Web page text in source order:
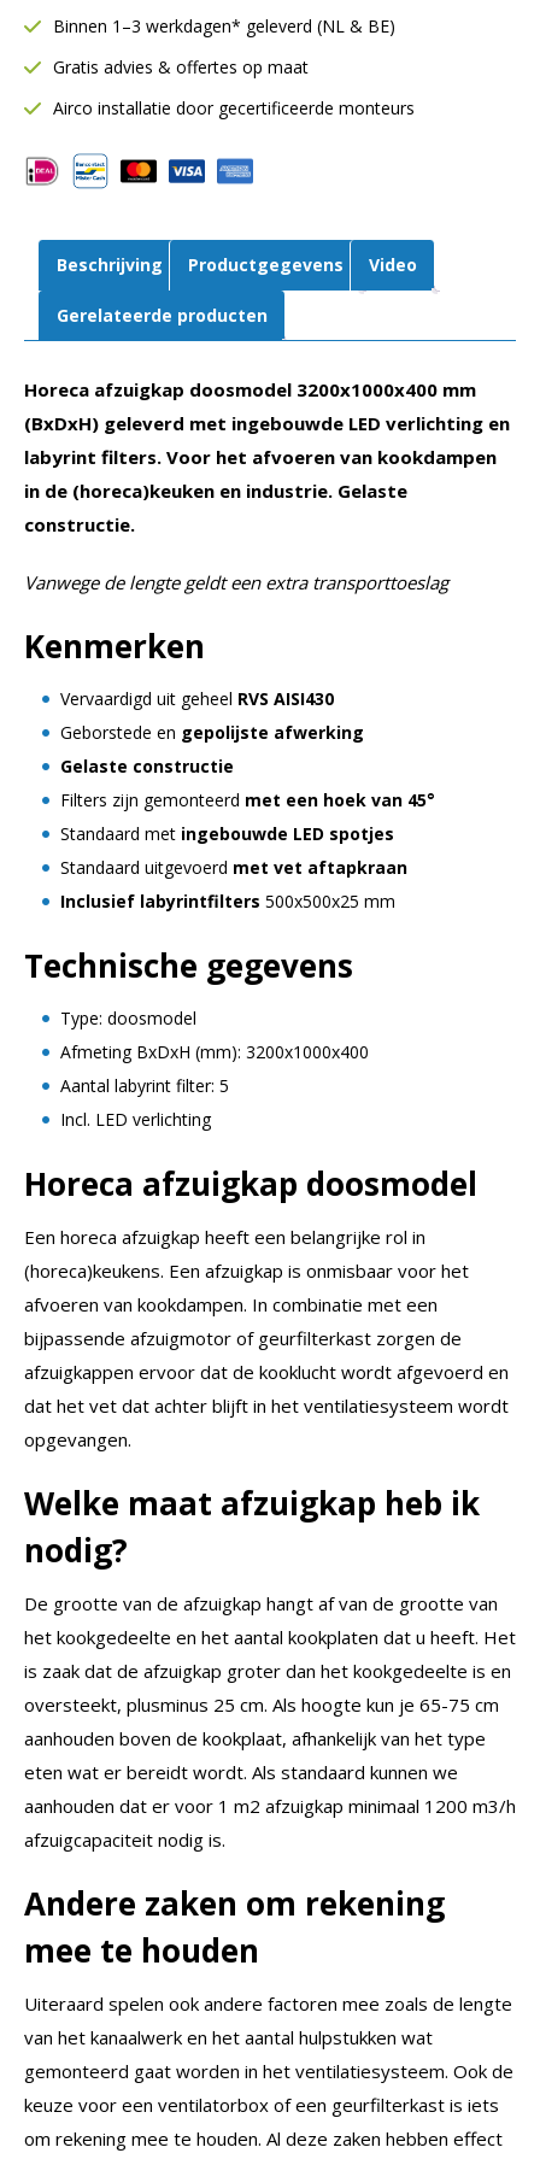
mm
Inclusief
LED
|
Gelaste
aantal
Binnen 1–3 werkdagen* geleverd (NL & BE)
Gratis advies & offertes op maat
Airco installatie door gecertificeerde monteurs
Beschrijving Productgegevens Video
Gerelateerde producten
Horeca afzuigkap doosmodel 3200x1000x400 mm
(BxDxH) geleverd met ingebouwde LED verlichting en
labyrint filters. Voor het afvoeren van kookdampen
in de (horeca)keuken en industrie. Gelaste
constructie.
Vanwege de lengte geldt een extra transporttoeslag
Kenmerken
Vervaardigd uit geheel RVS AISI430
Geborstede en gepolijste afwerking
Gelaste constructie
Filters zijn gemonteerd met een hoek van 45°
Standaard met ingebouwde LED spotjes
Standaard uitgevoerd met vet aftapkraan
Inclusief labyrintfilters 500x500x25 mm
Technische gegevens
Type: doosmodel
Afmeting BxDxH (mm): 3200x1000x400
Aantal labyrint filter: 5
Incl. LED verlichting
Horeca afzuigkap doosmodel
Een horeca afzuigkap heeft een belangrijke rol in
(horeca)keukens. Een afzuigkap is onmisbaar voor het
afvoeren van kookdampen. In combinatie met een
bijpassende afzuigmotor of geurfilterkast zorgen de
afzuigkappen ervoor dat de kooklucht wordt afgevoerd en
dat het vet dat achter blijft in het ventilatiesysteem wordt
opgevangen.
Welke maat afzuigkap heb ik
nodig?
De grootte van de afzuigkap hangt af van de grootte van
het kookgedeelte en het aantal kookplaten dat u heeft. Het
is zaak dat de afzuigkap groter dan het kookgedeelte is en
oversteekt, plusminus 25 cm. Als hoogte kun je 65-75 cm
aanhouden boven de kookplaat, afhankelijk van het type
eten wat er bereidt wordt. Als standaard kunnen we
aanhouden dat er voor 1 m2 afzuigkap minimaal 1200 m3/h
afzuigcapaciteit nodig is.
Andere zaken om rekening
mee te houden
Uiteraard spelen ook andere factoren mee zoals de lengte
van het kanaalwerk en het aantal hulpstukken wat
gemonteerd gaat worden in het ventilatiesysteem. Ook de
keuze voor een ventilatorbox of een geurfilterkast is iets
om rekening mee te houden. Al deze zaken hebben effect